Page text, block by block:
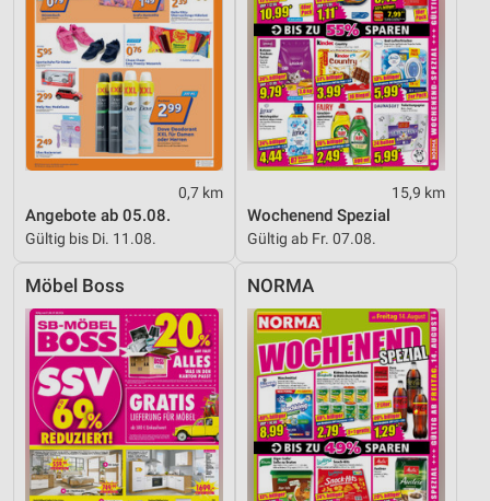
0,7 km
Angebote ab 05.08.
Gültig bis Di. 11.08.
15,9 km
Wochenend Spezial
Gültig ab Fr. 07.08.
Möbel Boss NORMA